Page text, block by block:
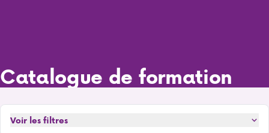
Catalogue de formation
Voir les filtres